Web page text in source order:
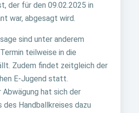
der für den 09.02.2025 in
war, abgesagt wird.
sind unter anderem
teilweise in die
Zudem findet zeitgleich der
E-Jugend statt.
hat sich der
des Handballkreises dazu